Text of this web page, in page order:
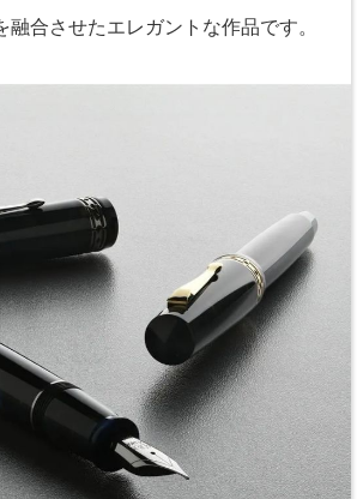
融合させたエレガントな作品です。